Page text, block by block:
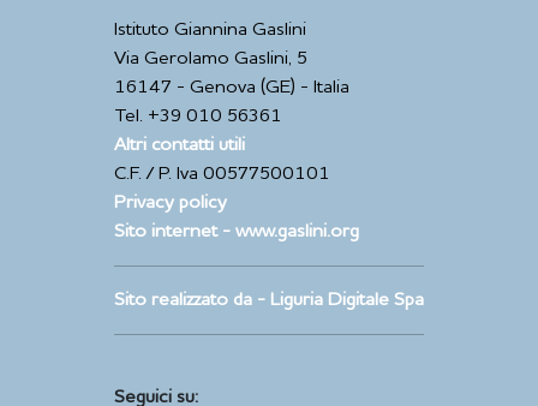
Istituto Giannina Gaslini
Via Gerolamo Gaslini, 5
16147 - Genova (GE) - Italia
Tel. +39 010 56361
Altri contatti utili
C.F. / P. Iva 00577500101
Privacy policy
Sito internet - www.gaslini.org
Sito realizzato da - Liguria Digitale Spa
Seguici su: